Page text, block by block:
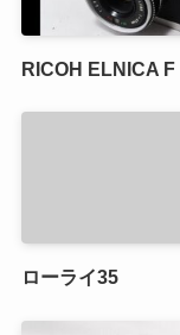
RICOH ELNICA F
ローライ35